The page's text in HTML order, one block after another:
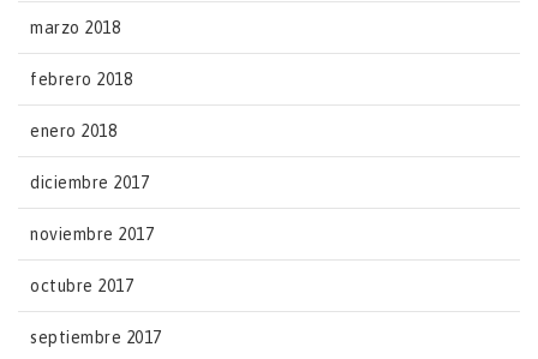
marzo 2018
febrero 2018
enero 2018
diciembre 2017
noviembre 2017
octubre 2017
septiembre 2017